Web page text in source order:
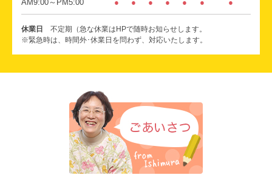
AM9:00～PM5:00 ● ● ● ● ● ● ●
休業日
不定期（急な休業はHPで随時お知らせします。
※緊急時は、時間外･休業日を問わず、対応いたします。